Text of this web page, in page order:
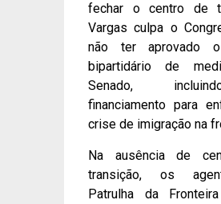
fechar o centro de
Vargas culpa o
não ter aprovado
bipartidário de
Senado,
financiamento para
crise de imigração na
Na ausência de
transição, os
Patrulha da